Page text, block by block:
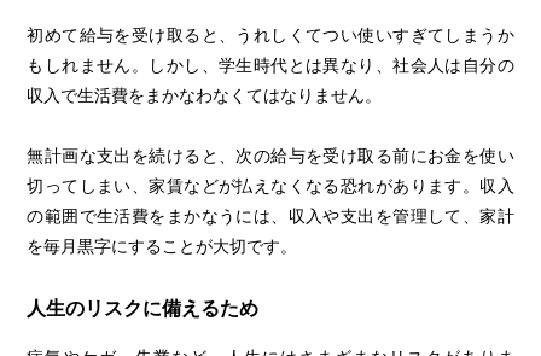
初めて給与を受け取ると、うれしくてつい使いすぎてしまうか
もしれません。しかし、学生時代とは異なり、社会人は自分の
収入で生活費をまかなわなくてはなりません。
無計画な支出を続けると、次の給与を受け取る前にお金を使い
切ってしまい、家賃などが払えなくなる恐れがあります。収入
の範囲で生活費をまかなうには、収入や支出を管理して、家計
を毎月黒字にすることが大切です。
人生のリスクに備えるため